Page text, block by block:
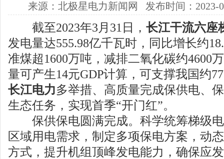
来源：北极星电力新闻网 发布时间：2023-
截至2023年3月31日， 长江干流六座
发电量达555.98亿千瓦时，同比增长约
准煤超1600万吨，减排二氧化碳约4600
量可产生14元GDP计算，可支撑我国约
长江电力多举措、高质量完成保供电、
生态任务，实现首季“开门红”。
保供保电圆满完成。科学统筹梯级电
区域用电需求，制定多项保电方案，动
方式，提升机组顶峰发电能力，确保应